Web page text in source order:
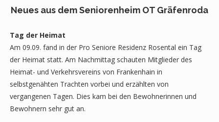
Neues aus dem Seniorenheim OT Gräfenroda
Tag der Heimat
Am 09.09. fand in der Pro Seniore Residenz Rosental ein Tag
der Heimat statt. Am Nachmittag schauten Mitglieder des
Heimat- und Verkehrsvereins von Frankenhain in
selbstgenähten Trachten vorbei und erzählten von
vergangenen Tagen. Dies kam bei den Bewohnerinnen und
Bewohnern sehr gut an.